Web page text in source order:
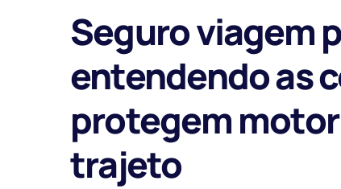
Seguro viagem
entendendo as
protegem
trajeto